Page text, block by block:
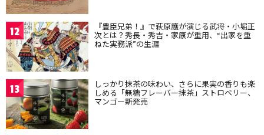
12 『豊臣兄弟！』で萩原護が演じる武将・小堀正
次とは？秀長・秀吉・家康が重用、“出家を重
ねた実務派”の生涯
13 しっかり抹茶の味わい、さらに果実の香りも楽
しめる「無糖フレーバー抹茶」ストロベリー、
マンゴー新発売